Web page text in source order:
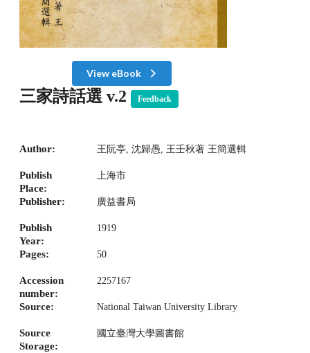
View eBook
三家詩話選 v.2 Feedback
Author: 王阮亭, 沈歸愚, 王壬秋著 王簡選輯
Publish
Place:
上海市
Publisher: 廣益書局
Publish
Year:
1919
Pages: 50
Accession
number:
2257167
Source: National Taiwan University Library
Source
Storage:
國立臺灣大學圖書館